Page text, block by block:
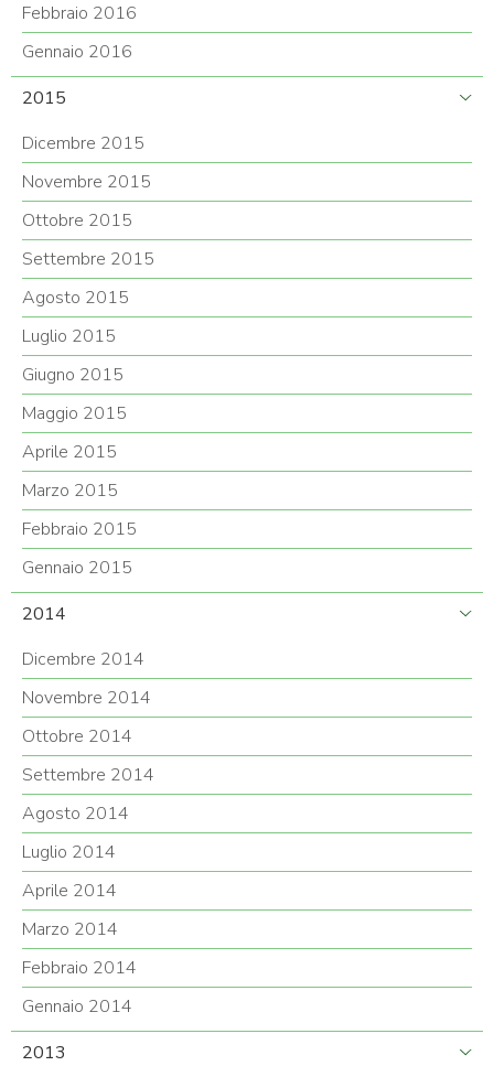
Febbraio 2016
Gennaio 2016
2015
Dicembre 2015
Novembre 2015
Ottobre 2015
Settembre 2015
Agosto 2015
Luglio 2015
Giugno 2015
Maggio 2015
Aprile 2015
Marzo 2015
Febbraio 2015
Gennaio 2015
2014
Dicembre 2014
Novembre 2014
Ottobre 2014
Settembre 2014
Agosto 2014
Luglio 2014
Aprile 2014
Marzo 2014
Febbraio 2014
Gennaio 2014
2013